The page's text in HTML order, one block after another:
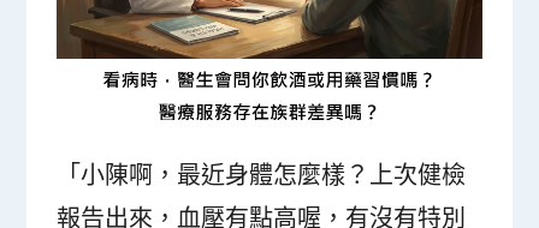
「小陳啊，最近身體怎麼樣？上次健檢
報告出來，血壓有點高喔，有沒有特別